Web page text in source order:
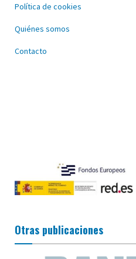
Política de cookies
Quiénes somos
Contacto
Otras publicaciones